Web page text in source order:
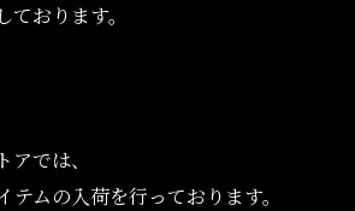
おります。
では、
テムの入荷を行っております。